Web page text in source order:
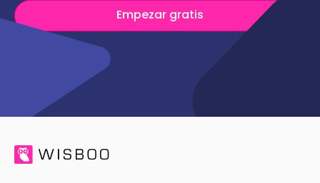
Empezar gratis